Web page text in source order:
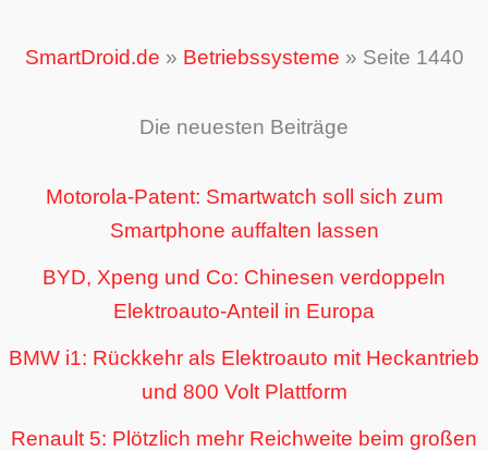
SmartDroid.de » Betriebssysteme » Seite 1440
Die neuesten Beiträge
Motorola-Patent: Smartwatch soll sich zum
Smartphone auffalten lassen
BYD, Xpeng und Co: Chinesen verdoppeln
Elektroauto-Anteil in Europa
BMW i1: Rückkehr als Elektroauto mit Heckantrieb
und 800 Volt Plattform
Renault 5: Plötzlich mehr Reichweite beim großen